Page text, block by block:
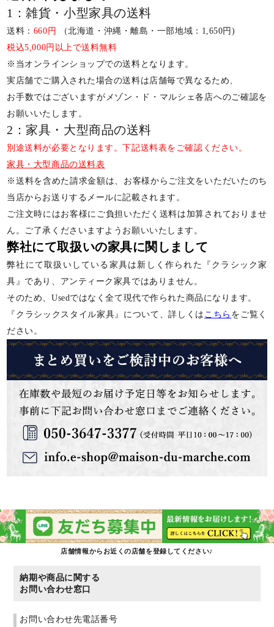
1：雑貨・小型家具の送料
送料： 660円
（北海道・沖縄・離島・一部地域：1,650円)
税込5,000円以上で送料無料
※当オンラインショップでの送料となります。
実店舗でご購入された場合の送料は店舗毎で異なるため、
お手数ではございますがメゾン・ド・マルシェ各店へのご確認を
お願いいたします。
2：家具・大型商品の送料
別途送料が必要となります。下記送料表をご確認ください。
家具・大型商品の送料表
※送料を含めた請求金額は、お客様からご注文をいただいたのち
当店からお送りするメールに記載されます。
ご注文時にはお客様にご負担いただく送料は加算されておりませ
ん。ご了承くださいますようお願いいたします。
弊社にて取扱いの家具に関しまして
弊社にて取扱いしている家具は新しく作られた『クラシック家
具』であり、アンティーク家具ではありません。
そのため、Usedではなく全て現代で作られた商品になります。
『クラシックスタイル家具』について、詳しくは こちら をご覧く
ださい。
店舗情報からお近くの店舗を登録してください♪
納期や商品に関する
お問い合わせ窓口
お問い合わせ先電話番号